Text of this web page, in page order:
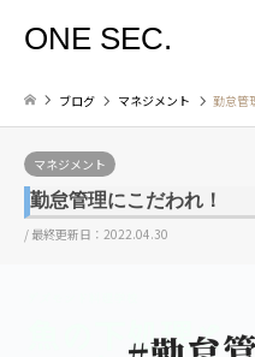
ONE SEC.
ブログ マネジメント 勤怠管
マネジメント
勤怠管理にこだわれ！
/ 最終更新日：2022.04.30